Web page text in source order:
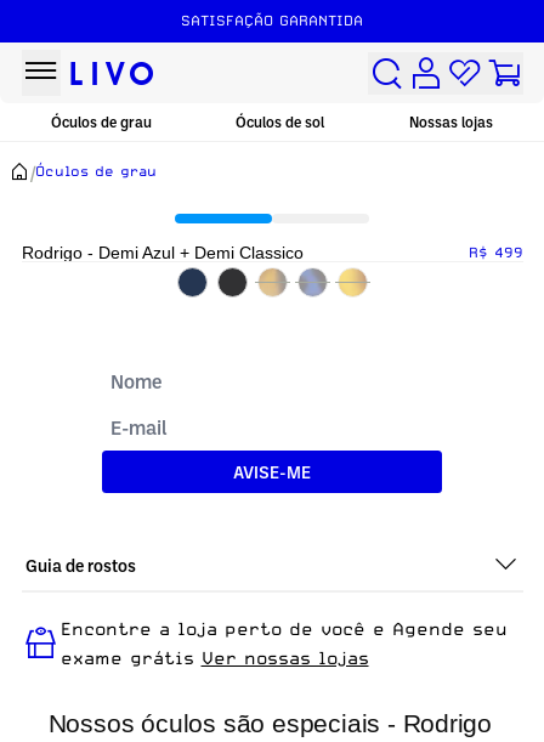
SATISFAÇÃO GARANTIDA
Óculos de grau Óculos de sol Nossas lojas
/Óculos de grau
Nossos óculos são especiais - Rodrigo
Rodrigo - Demi Azul + Demi Classico R$ 499
AVISE-ME
Guia de rostos
Demi Classico é ideal para quem busca um óculos
confortável para o dia a dia.
Encontre a loja perto de você e Agende seu
exame grátis Ver nossas lojas